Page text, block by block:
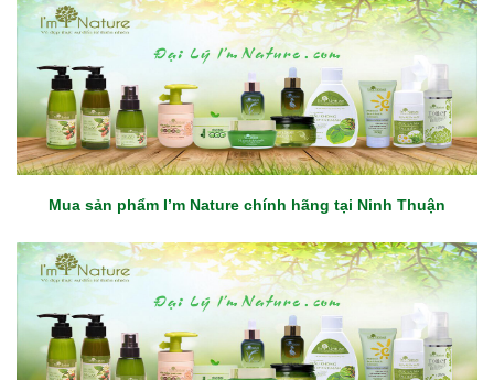
Mua sản phẩm I’m Nature chính hãng tại Ninh Thuận